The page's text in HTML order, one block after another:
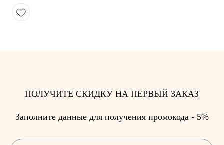
ПОЛУЧИТЕ СКИДКУ НА ПЕРВЫЙ ЗАКАЗ
Заполните данные для получения промокода - 5%